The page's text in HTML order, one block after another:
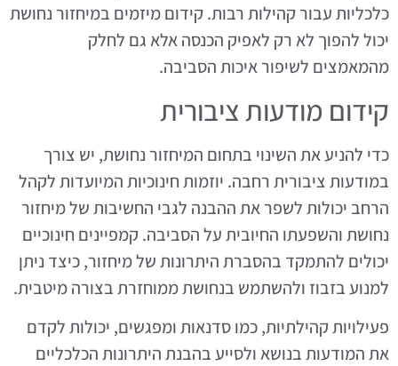
כלכליות עבור קהילות רבות. קידום מיזמים במיחזור נחושת
יכול להפוך לא רק לאפיק הכנסה אלא גם לחלק
מהמאמצים לשיפור איכות הסביבה.
קידום מודעות ציבורית
כדי להניע את השינוי בתחום המיחזור נחושת, יש צורך
במודעות ציבורית רחבה. יוזמות חינוכיות המיועדות לקהל
הרחב יכולות לשפר את ההבנה לגבי החשיבות של מיחזור
נחושת והשפעתו החיובית על הסביבה. קמפיינים חינוכיים
יכולים להתמקד בהסברת היתרונות של מיחזור, כיצד ניתן
למנוע בזבוז ולהשתמש בנחושת ממוחזרת בצורה מיטבית.
פעילויות קהילתיות, כמו סדנאות ומפגשים, יכולות לקדם
את המודעות בנושא ולסייע בהבנת היתרונות הכלכליים